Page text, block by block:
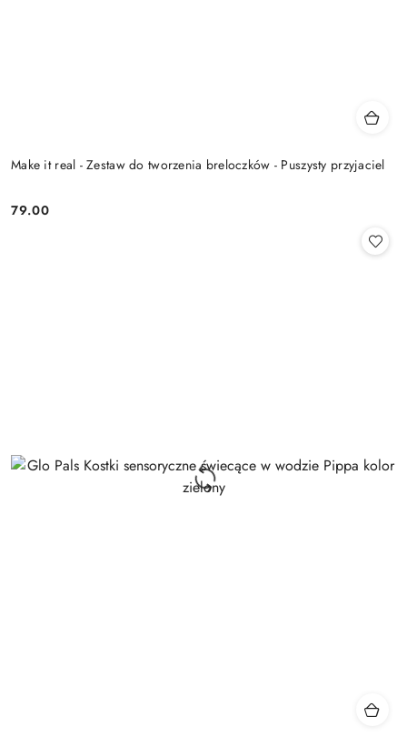
Make it real - Zestaw do tworzenia breloczków - Puszysty przyjaciel
Cena:
79.00